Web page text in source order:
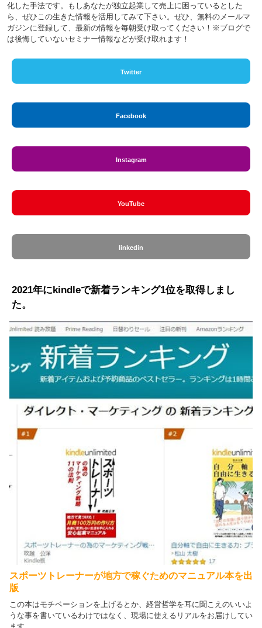
化した手法です。もしあなたが独立起業して売上に困っているとした
ら、ぜひこの生きた情報を活用してみて下さい。ぜひ、無料のメールマ
ガジンに登録して、最新の情報を毎朝受け取ってください！※ブログで
は後悔していないセミナー情報などが受け取れます！
Twitter
Facebook
Instagram
YouTube
linkedin
2021年にkindleで新着ランキング1位を取得しまし
た。
スポーツトレーナーが地方で稼ぐためのマニュアル本を出
版
この本はモチベーションを上げるとか、経営哲学を耳に聞こえのいいよ
うな事を書いているわけではなく、現場に使えるリアルをお届けしてい